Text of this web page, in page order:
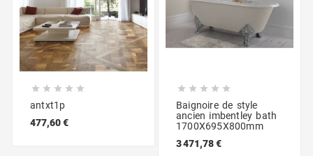
    
antxt1p
477,60 €
    
Baignoire de style
ancien imbentley bath
1700X695X800mm
3 471,78 €